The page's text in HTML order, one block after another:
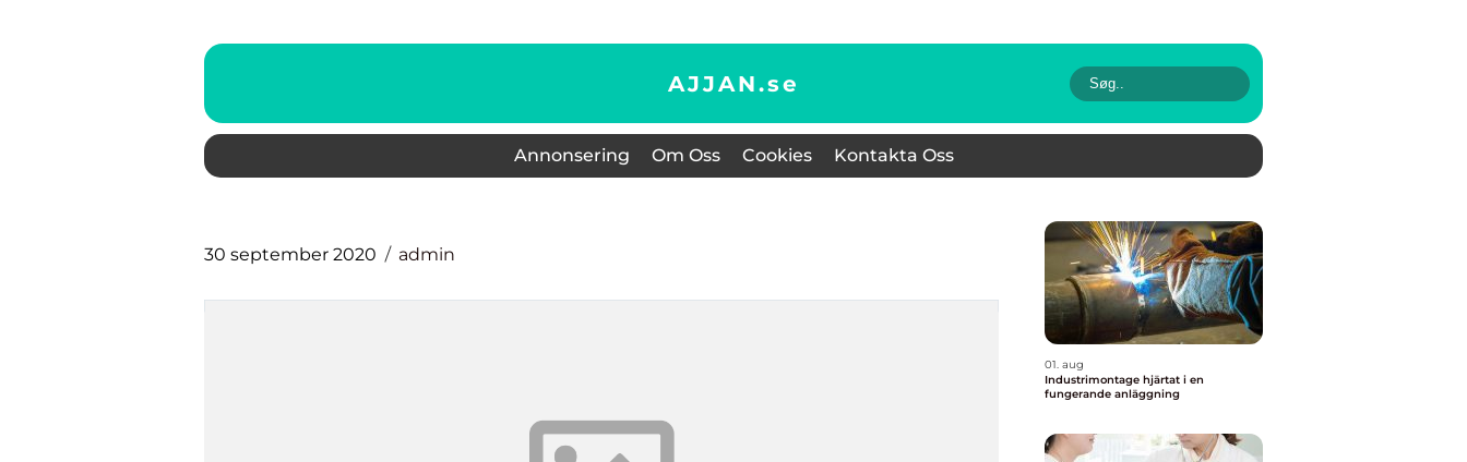
AJJAN.se
Annonsering Om Oss Cookies Kontakta Oss
30 september 2020 admin
01. aug
Industrimontage hjärtat i en
fungerande anläggning